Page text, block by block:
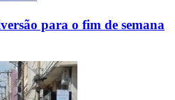
para o fim de semana